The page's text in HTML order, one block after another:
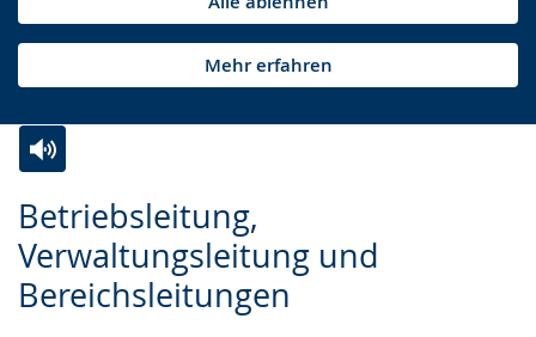
Mehr erfahren
Betriebsleitung,
Verwaltungsleitung und
Bereichsleitungen
Leichten
Sprache
wechseln.
Audio-
Unterstützung.
Video
in
Deutscher